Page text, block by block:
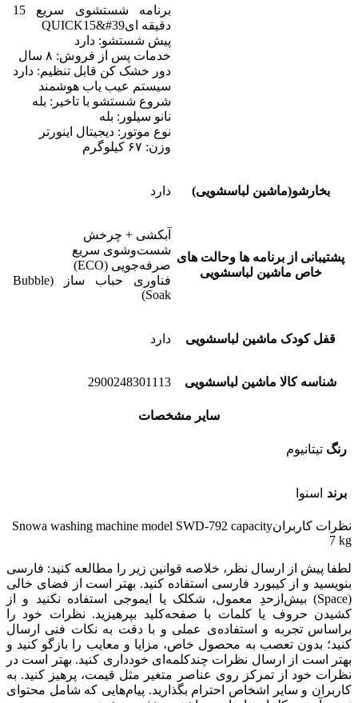
برنامه شستشوی سریع 15
دقیقه ایQUICK15&#39
پیش شستشو: دارد
خدمات پس از فروش: ۸ سال
دور خشک کن قابل تنظیم: دارد
سیستم عیب یاب هوشمند
شروع شستشو با تاخیر: بله
نانو سیلور: بله
نوع موتور: دیجیتال اینورتر
وزن: ۶۷ کیلوگرم
بخارشو(ماشین لباسشویی) دارد
پشتیبانی از برنامه ها وحالت های
خاص ماشین لباسشویی
آبکشی + چرخش
شست‌وشوی سریع
صرفه‌جویی (ECO)
فناوری حباب ساز (Bubble
Soak)
قفل کودک ماشین لباسشویی دارد
شناسه کالا ماشین لباسشویی 2900248301113
سایر مشخصات
رنگ تیتانیوم
برند اسنوا
نظرات کاربرانSnowa washing machine model SWD-792 capacity
7 kg
لطفا پیش از ارسال نظر، خلاصه قوانین زیر را مطالعه کنید: فارسی
بنویسید و از کیبورد فارسی استفاده کنید. بهتر است از فضای خالی
(Space) بیش‌از‌حدِ معمول، شکلک یا ایموجی استفاده نکنید و از
کشیدن حروف یا کلمات با صفحه‌کلید بپرهیزید. نظرات خود را
براساس تجربه و استفاده‌ی عملی و با دقت به نکات فنی ارسال
کنید؛ بدون تعصب به محصول خاص، مزایا و معایب را بازگو کنید و
بهتر است از ارسال نظرات چندکلمه‌‌ای خودداری کنید. بهتر است در
نظرات خود از تمرکز روی عناصر متغیر مثل قیمت، پرهیز کنید. به
کاربران و سایر اشخاص احترام بگذارید. پیام‌هایی که شامل محتوای